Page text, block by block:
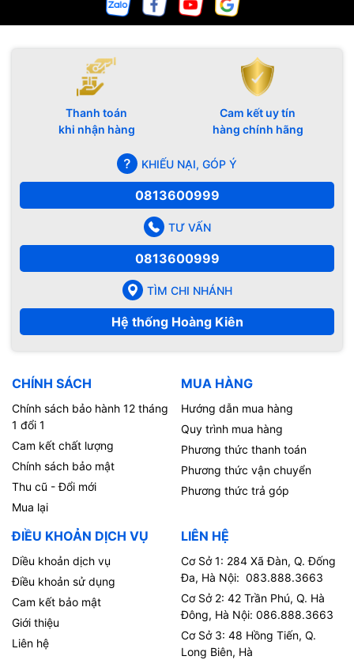
Thanh toán
khi nhận hàng
Cam kết uy tín
hàng chính hãng
KHIẾU NẠI, GÓP Ý
0813600999
TƯ VẤN
0813600999
TÌM CHI NHÁNH
Hệ thống Hoàng Kiên
CHÍNH SÁCH
Chính sách bảo hành 12 tháng
1 đổi 1
Cam kết chất lượng
Chính sách bảo mật
Thu cũ - Đổi mới
Mua lại
MUA HÀNG
Hướng dẫn mua hàng
Quy trình mua hàng
Phương thức thanh toán
Phương thức vận chuyển
Phương thức trả góp
ĐIỀU KHOẢN DỊCH VỤ
Diều khoản dịch vụ
Điều khoản sử dụng
Cam kết bảo mật
Giới thiệu
Liên hệ
LIÊN HỆ
Cơ Sở 1: 284 Xã Đàn, Q. Đống
Đa, Hà Nội: 083.888.3663
Cơ Sở 2: 42 Trần Phú, Q. Hà
Đông, Hà Nội: 086.888.3663
Cơ Sở 3: 48 Hồng Tiến, Q.
Long Biên, Hà